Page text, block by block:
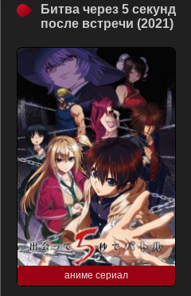
Битва через 5 секунд
после встречи (2021)
аниме сериал